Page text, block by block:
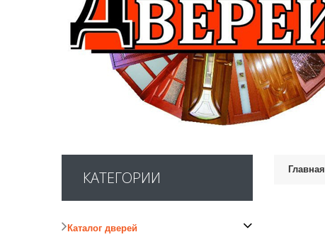
КАТЕГОРИИ
Каталог дверей
Главная